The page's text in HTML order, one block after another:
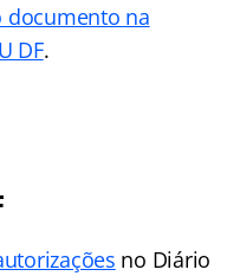
documento na
DF.
no Diário